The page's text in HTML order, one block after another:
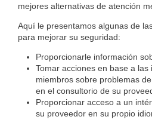
mejores alternativas de atención
Aquí le presentamos algunas de
para mejorar su seguridad:
Proporcionarle información
Tomar acciones en base a las
miembros sobre problemas
en el consultorio de su
Proporcionar acceso a un
su proveedor en su propio